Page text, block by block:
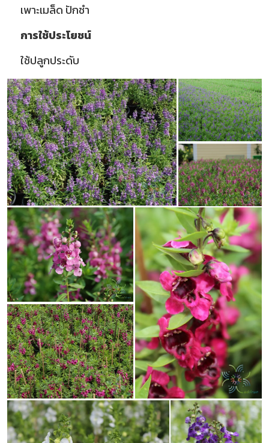
เพาะเมล็ด ปักชำ
การใช้ประโยชน์
ใช้ปลูกประดับ